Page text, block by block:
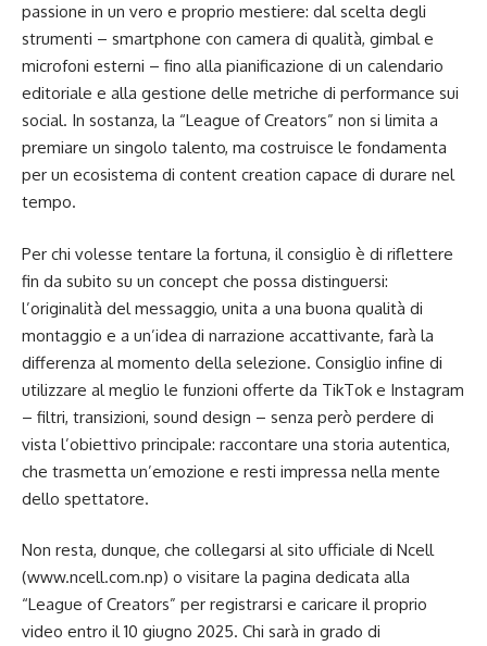
passione in un vero e proprio mestiere: dal scelta degli
strumenti – smartphone con camera di qualità, gimbal e
microfoni esterni – fino alla pianificazione di un calendario
editoriale e alla gestione delle metriche di performance sui
social. In sostanza, la “League of Creators” non si limita a
premiare un singolo talento, ma costruisce le fondamenta
per un ecosistema di content creation capace di durare nel
tempo.
Per chi volesse tentare la fortuna, il consiglio è di riflettere
fin da subito su un concept che possa distinguersi:
l’originalità del messaggio, unita a una buona qualità di
montaggio e a un’idea di narrazione accattivante, farà la
differenza al momento della selezione. Consiglio infine di
utilizzare al meglio le funzioni offerte da TikTok e Instagram
– filtri, transizioni, sound design – senza però perdere di
vista l’obiettivo principale: raccontare una storia autentica,
che trasmetta un’emozione e resti impressa nella mente
dello spettatore.
Non resta, dunque, che collegarsi al sito ufficiale di Ncell
(www.ncell.com.np) o visitare la pagina dedicata alla
“League of Creators” per registrarsi e caricare il proprio
video entro il 10 giugno 2025. Chi sarà in grado di